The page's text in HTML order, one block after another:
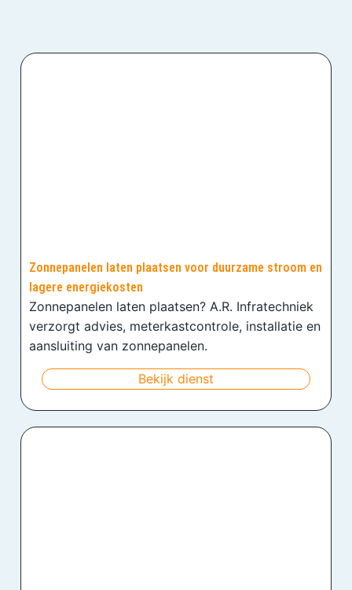
Zonnepanelen laten plaatsen voor duurzame stroom en
lagere energiekosten
Zonnepanelen laten plaatsen? A.R. Infratechniek
verzorgt advies, meterkastcontrole, installatie en
aansluiting van zonnepanelen.
Bekijk dienst